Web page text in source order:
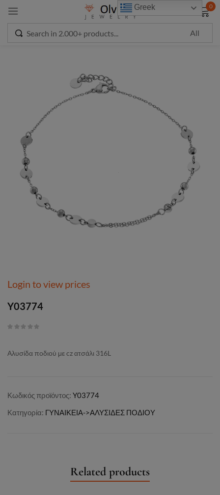
0
Login to view prices
Y03774
Αλυσίδα ποδιού με cz ατσάλι 316L
Κωδικός προϊόντος: Y03774
Κατηγορία: ΓΥΝΑΙΚΕΙΑ->ΑΛΥΣΙΔΕΣ ΠΟΔΙΟΥ
Related products
Greek
Sign in
Remember me Lost password?
modal-check